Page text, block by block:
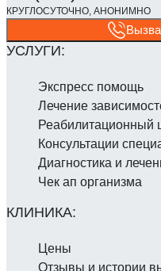
Экспресс помощь
Лечение
Реабилитаци­онный
Консультации
Диагностика и
Чек ап организма
Цены
Отзывы и истории